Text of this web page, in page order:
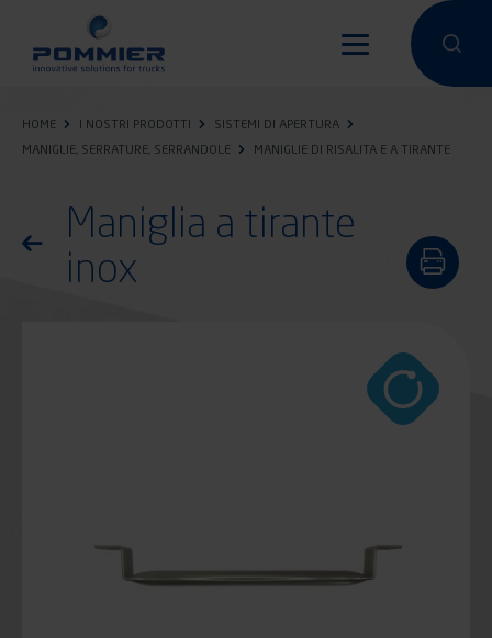
contenuto
Condurre
HOME I NOSTRI PRODOTTI
SISTEMI DI APERTURA
MANIGLIE, SERRATURE, SERRANDOLE
MANIGLIE DI RISALITA E A TIRANTE
Torna all'elenco dei prodotti
Maniglia a tirante
inox